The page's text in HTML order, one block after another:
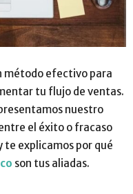
método efectivo para
tu flujo de ventas.
nuestro
el éxito o fracaso
te explicamos por qué
son tus aliadas.